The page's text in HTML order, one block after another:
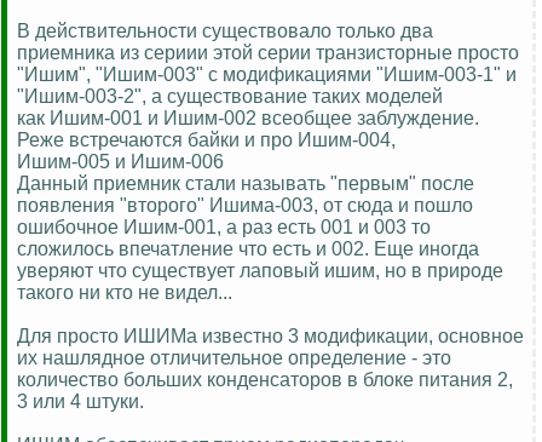
В действительности существовало только два
приемника из сериии этой серии транзисторные просто
"Ишим", "Ишим-003" с модификациями "Ишим-003-1" и
"Ишим-003-2", а существование таких моделей
как Ишим-001 и Ишим-002 всеобщее заблуждение.
Реже встречаются байки и про Ишим-004,
Ишим-005 и Ишим-006
Данный приемник стали называть "первым" после
появления "второго" Ишима-003, от сюда и пошло
ошибочное Ишим-001, а раз есть 001 и 003 то
сложилось впечатление что есть и 002. Еще иногда
уверяют что существует лаповый ишим, но в природе
такого ни кто не видел...
Для просто ИШИМа известно 3 модификации, основное
их нашлядное отличительное определение - это
количество больших конденсаторов в блоке питания 2,
3 или 4 штуки.